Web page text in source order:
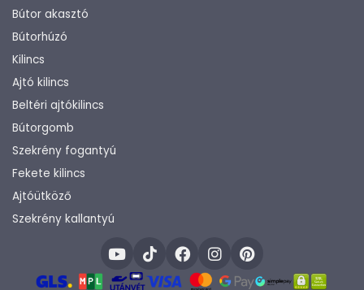
Bútor akasztó
Bútorhúzó
Kilincs
Ajtó kilincs
Beltéri ajtókilincs
Bútorgomb
Szekrény fogantyú
Fekete kilincs
Ajtóütköző
Szekrény kallantyú